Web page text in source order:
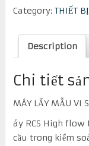
Category: THIẾT
Description
Chi tiết
MÁY LẤY MẪU VI
áy RCS High flow
cầu trong kiểm